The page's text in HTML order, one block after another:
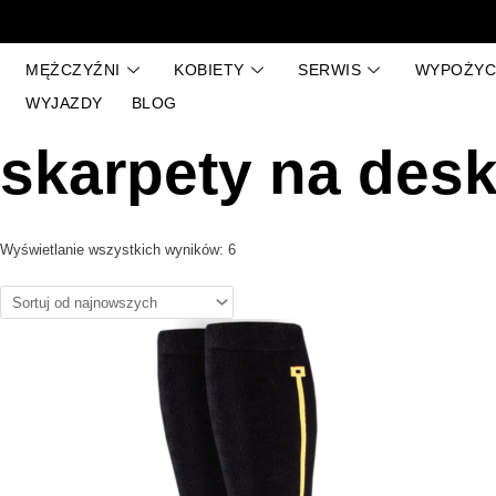
MĘŻCZYŹNI KOBIETY SERWIS
WYJAZDY
BLOG
skarpety na
Wyświetlanie wszystkich wyników: 6
produkt
wariantów.